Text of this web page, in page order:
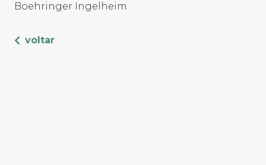
Boehringer Ingelheim
voltar